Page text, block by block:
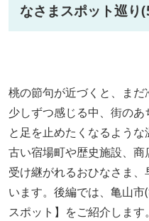
なさまスポット巡り
桃の節句が近づくと、ま
少しずつ感じる中、街の
と足を止めたくなるよう
古い宿場町や歴史施設、
受け継がれるおひなさま
います。後編では、亀山
スポット】をご紹介します。